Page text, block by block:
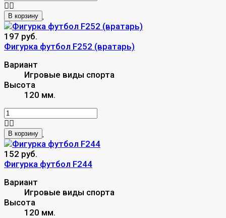
В корзину
197 руб.
Фигурка футбол F252 (вратарь)
Вариант
Игровые виды спорта
Высота
120 мм.
В корзину
152 руб.
Фигурка футбол F244
Вариант
Игровые виды спорта
Высота
120 мм.